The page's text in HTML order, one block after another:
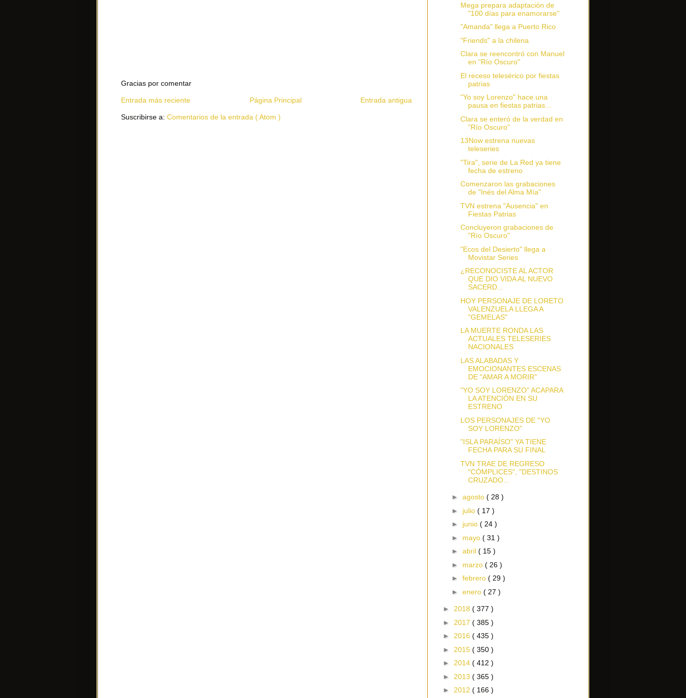
Gracias por comentar
Entrada más reciente Entrada antigua
Página Principal
Suscribirse a: Comentarios de la entrada ( Atom )
Mega prepara adaptación de
"100 días para enamorarse"
"Amanda" llega a Puerto Rico
"Friends" a la chilena
Clara se reencontró con Manuel
en "Río Oscuro"
El receso telesérico por fiestas
patrias
"Yo soy Lorenzo" hace una
pausa en fiestas patrias...
Clara se enteró de la verdad en
"Río Oscuro"
13Now estrena nuevas
teleseries
"Tira", serie de La Red ya tiene
fecha de estreno
Comenzaron las grabaciones
de "Inés del Alma Mía"
TVN estrena "Ausencia" en
Fiestas Patrias
Concluyeron grabaciones de
"Río Oscuro"
"Ecos del Desierto" llega a
Movistar Series
¿RECONOCISTE AL ACTOR
QUE DIO VIDA AL NUEVO
SACERD...
HOY PERSONAJE DE LORETO
VALENZUELA LLEGA A
"GEMELAS"
LA MUERTE RONDA LAS
ACTUALES TELESERIES
NACIONALES
LAS ALABADAS Y
EMOCIONANTES ESCENAS
DE "AMAR A MORIR"
"YO SOY LORENZO" ACAPARA
LA ATENCIÓN EN SU
ESTRENO
LOS PERSONAJES DE "YO
SOY LORENZO"
"ISLA PARAÍSO" YA TIENE
FECHA PARA SU FINAL
TVN TRAE DE REGRESO
"CÓMPLICES", "DESTINOS
CRUZADO...
► agosto ( 28 )
► julio ( 17 )
► junio ( 24 )
► mayo ( 31 )
► abril ( 15 )
► marzo ( 26 )
► febrero ( 29 )
► enero ( 27 )
► 2018 ( 377 )
► 2017 ( 385 )
► 2016 ( 435 )
► 2015 ( 350 )
► 2014 ( 412 )
► 2013 ( 365 )
► 2012 ( 166 )